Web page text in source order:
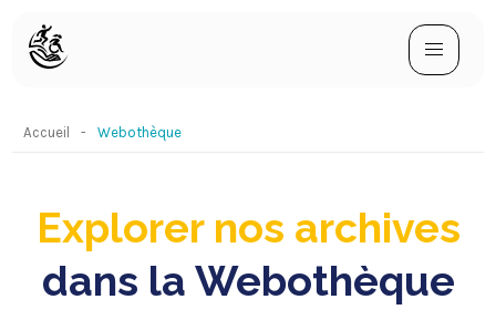
Accueil Webothèque
Explorer nos archives
dans la Webothèque